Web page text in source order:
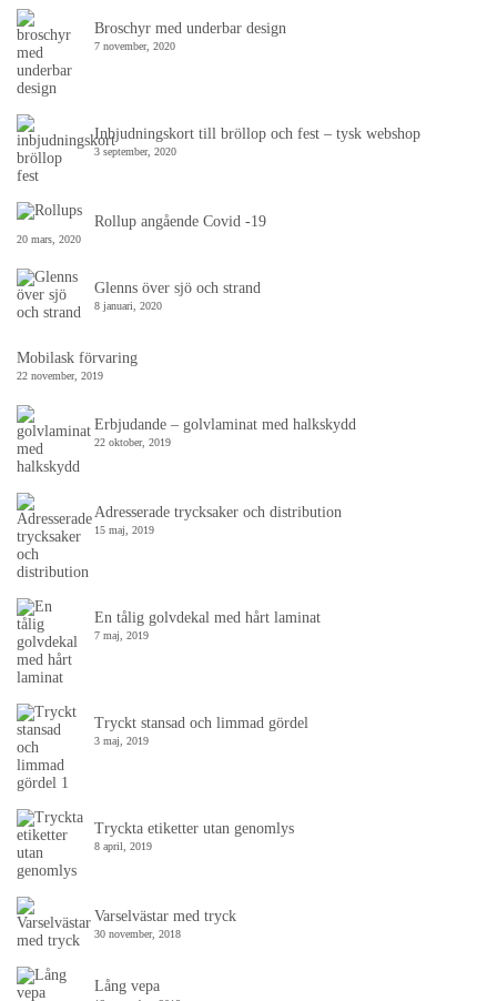
Broschyr med underbar design
7 november, 2020
Inbjudningskort till bröllop och fest – tysk webshop
3 september, 2020
Rollup angående Covid -19
20 mars, 2020
Glenns över sjö och strand
8 januari, 2020
Mobilask förvaring
22 november, 2019
Erbjudande – golvlaminat med halkskydd
22 oktober, 2019
Adresserade trycksaker och distribution
15 maj, 2019
En tålig golvdekal med hårt laminat
7 maj, 2019
Tryckt stansad och limmad gördel
3 maj, 2019
Tryckta etiketter utan genomlys
8 april, 2019
Varselvästar med tryck
30 november, 2018
Lång vepa